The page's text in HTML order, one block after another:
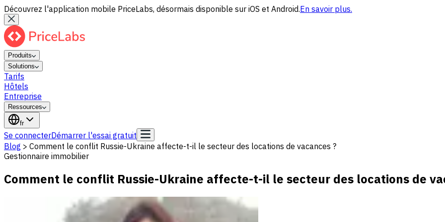
Découvrez l'application mobile PriceLabs, désormais disponible sur iOS et Android.En savoir plus.
Produits
Solutions
Tarifs
Hôtels
Entreprise
Ressources
fr
Se connecterDémarrer l'essai gratuit
Blog > Comment le conflit Russie-Ukraine affecte-t-il le secteur des locations de vacances ?
Gestionnaire immobilier
Comment le conflit Russie-Ukraine affecte-t-il le secteur des locations de